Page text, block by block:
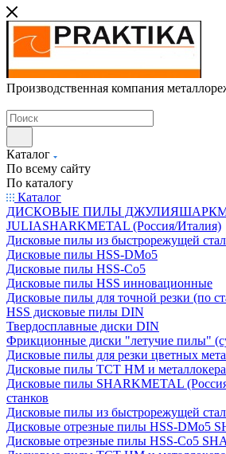
Производственная компания
Каталог
По всему сайту
По каталогу
Каталог
ДИСКОВЫЕ ПИЛЫ
JULIASHARKMETAL (Россия/Италия)
Дисковые пилы из быстрорежущей
Дисковые пилы HSS-DMo5
Дисковые пилы HSS-Co5
Дисковые пилы HSS инновационные
Дисковые пилы для точной резки (по
HSS дисковые пилы DIN
Твердосплавные диски DIN
Фрикционные диски "летучие пилы"
Дисковые пилы для резки цветных
Дисковые пилы ТСТ НМ и
Дисковые пилы SHARKMETAL
станков
Дисковые пилы из быстрорежущей
Дисковые отрезные пилы HSS-DMo5
Дисковые отрезные пилы HSS-Co5